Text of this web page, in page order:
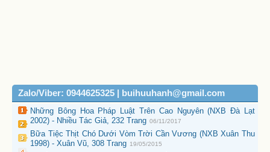
Zalo/Viber: 0944625325 | buihuuhanh@gmail.com
Những Bông Hoa Pháp Luật Trên Cao Nguyên (NXB Đà Lạt
2002) - Nhiều Tác Giả, 232 Trang 06/11/2017
Bữa Tiệc Thịt Chó Dưới Vòm Trời Cần Vương (NXB Xuân Thu
1998) - Xuân Vũ, 308 Trang 19/05/2015